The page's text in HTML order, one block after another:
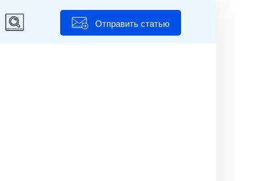
Отправить статью